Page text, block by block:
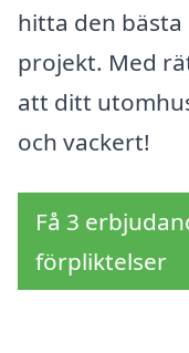
hitta den
projekt. Med
att ditt
och vackert!
Få 3
förpliktelser